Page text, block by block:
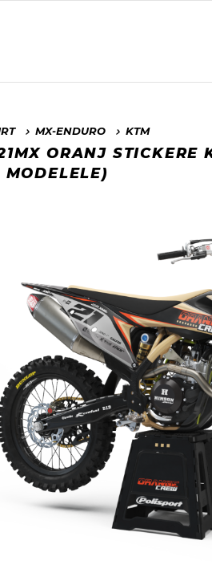
MX-ENDURO KTM
ORANJ STICKERE
MODELELE)